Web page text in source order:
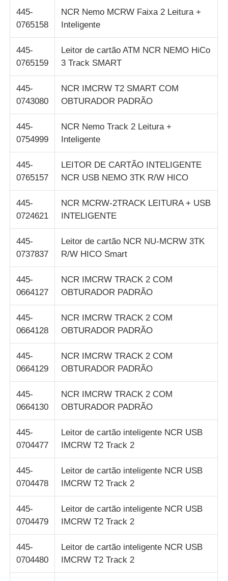
máquina de cartão
Peças sobressalentes para caixas eletrônicos
Máquina ATM
445-
0765158
NCR Nemo MCRW Faixa 2 Leitura +
Inteligente
445-
0765159
Leitor de cartão ATM NCR NEMO HiCo
3 Track SMART
445-
0743080
NCR IMCRW T2 SMART COM
OBTURADOR PADRÃO
445-
0754999
NCR Nemo Track 2 Leitura +
Inteligente
445-
0765157
LEITOR DE CARTÃO INTELIGENTE
NCR USB NEMO 3TK R/W HICO
445-
0724621
NCR MCRW-2TRACK LEITURA + USB
INTELIGENTE
445-
0737837
Leitor de cartão NCR NU-MCRW 3TK
R/W HICO Smart
445-
0664127
NCR IMCRW TRACK 2 COM
OBTURADOR PADRÃO
445-
0664128
NCR IMCRW TRACK 2 COM
OBTURADOR PADRÃO
445-
0664129
NCR IMCRW TRACK 2 COM
OBTURADOR PADRÃO
445-
0664130
NCR IMCRW TRACK 2 COM
OBTURADOR PADRÃO
445-
0704477
Leitor de cartão inteligente NCR USB
IMCRW T2 Track 2
445-
0704478
Leitor de cartão inteligente NCR USB
IMCRW T2 Track 2
445-
0704479
Leitor de cartão inteligente NCR USB
IMCRW T2 Track 2
445-
0704480
Leitor de cartão inteligente NCR USB
IMCRW T2 Track 2